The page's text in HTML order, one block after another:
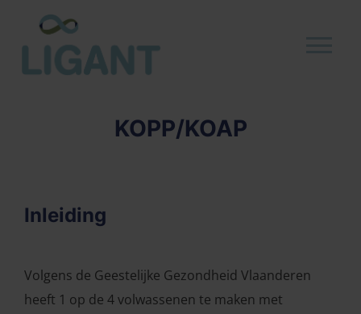
KOPP/KOAP
Inleiding
Volgens de Geestelijke Gezondheid Vlaanderen
heeft 1 op de 4 volwassenen te maken met